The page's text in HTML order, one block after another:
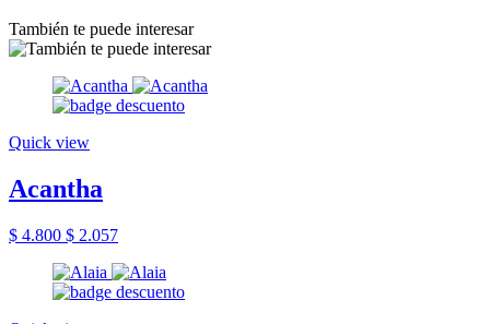
También te puede interesar
Quick view
Acantha
$ 4.800 $ 2.057